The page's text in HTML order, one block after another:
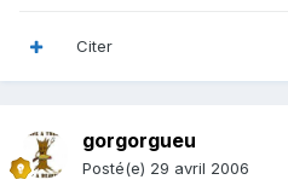
Citer
gorgorgueu
Posté(e) 29 avril 2006